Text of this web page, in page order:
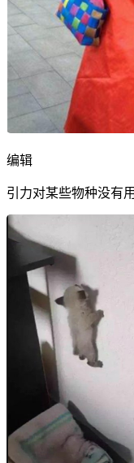
编辑
引力对某些物种没有